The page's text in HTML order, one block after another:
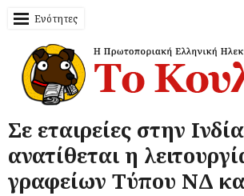
Ενότητες
Σε εταιρείες στην Ινδία
ανατίθεται η
γραφείων Τύπου ΝΔ